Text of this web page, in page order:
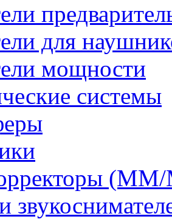
для
мощности
системы